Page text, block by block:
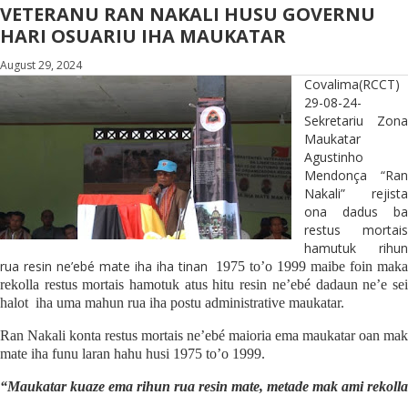
VETERANU RAN NAKALI HUSU GOVERNU
HARI OSUARIU IHA MAUKATAR
August 29, 2024
Covalima(RCCT)
29-08-24-
Sekretariu Zona
Maukatar
Agustinho
Mendonça “Ran
Nakali” rejista
ona dadus ba
restus mortais
hamutuk rihun
rua resin ne’ebé mate iha iha tinan
1975 to’o 1999 maibe foin maka
rekolla restus mortais hamotuk atus hitu resin ne’ebé dadaun ne’e sei
halot iha uma mahun rua iha postu administrative maukatar.
Ran Nakali konta restus mortais ne’ebé maioria ema maukatar oan mak
mate iha funu laran hahu husi 1975 to’o 1999.
“Maukatar kuaze ema rihun rua resin mate, metade mak ami rekolla